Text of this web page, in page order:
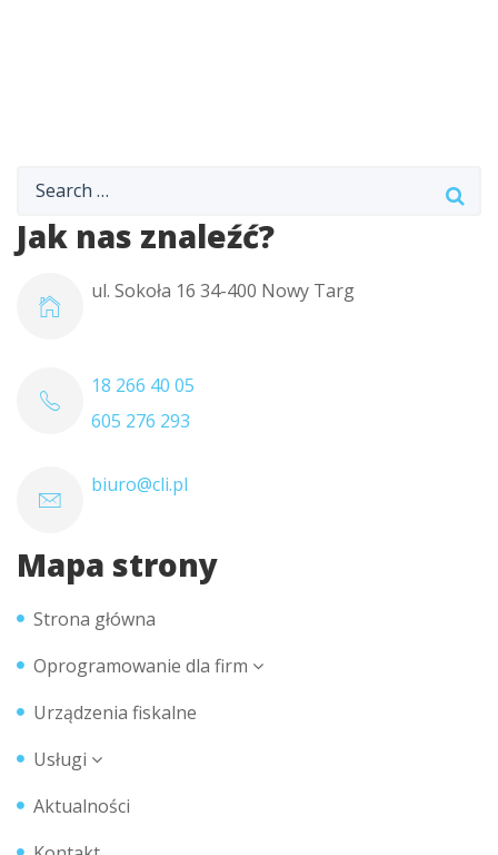
Jak nas znaleźć?
ul. Sokoła 16 34-400 Nowy Targ
18 266 40 05
605 276 293
biuro@cli.pl
Mapa strony
Strona główna
Oprogramowanie dla firm
Urządzenia fiskalne
Usługi
Aktualności